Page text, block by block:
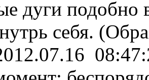
дуги подобно
себя.